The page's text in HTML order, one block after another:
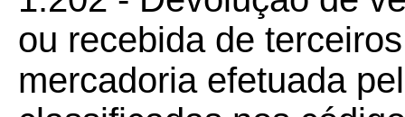
ou recebida de
mercadoria efetuada